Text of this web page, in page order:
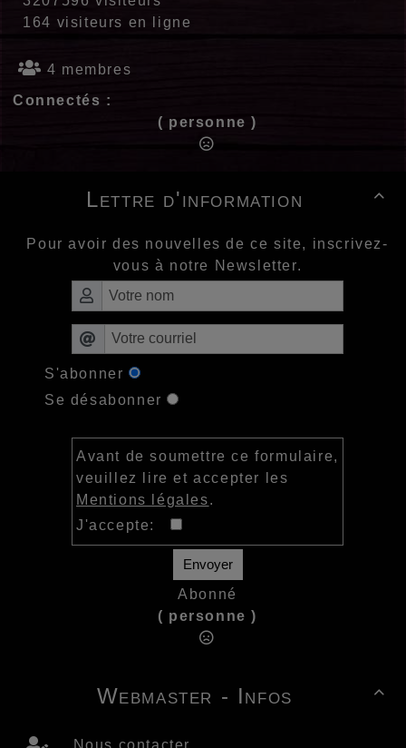
164 visiteurs en ligne
4 membres
Connectés :
( personne )

Lettre d'information
Pour avoir des nouvelles de ce site, inscrivez-
vous à notre Newsletter.
S'abonner
Se désabonner
Avant de soumettre ce formulaire,
veuillez lire et accepter les
Mentions légales.
J'accepte:
Envoyer
Abonné
( personne )

Webmaster - Infos
Nous contacter